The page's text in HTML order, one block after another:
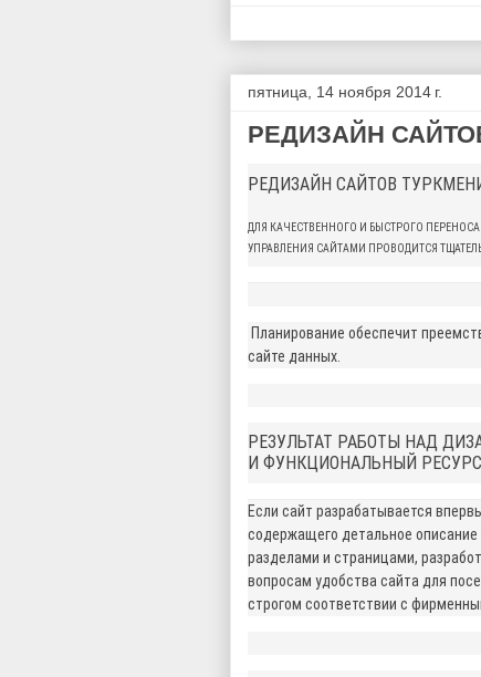
пятница, 14 ноября 2014 г.
РЕДИЗАЙН
РЕДИЗАЙН САЙТОВ
ДЛЯ КАЧЕСТВЕННОГО И БЫСТРОГО
УПРАВЛЕНИЯ САЙТАМИ ПРОВОДИТСЯ
Планирование обеспечит
сайте данных.
РЕЗУЛЬТАТ РАБОТЫ НАД
И ФУНКЦИОНАЛЬНЫЙ РЕСУРС
Если сайт разрабатывается
содержащего детальное
разделами и страницами,
вопросам удобства сайта для
строгом соответствии с